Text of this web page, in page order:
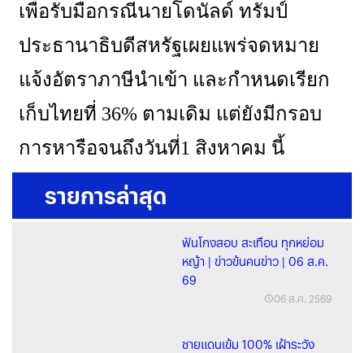
เพื่อรับมือกรณีนายโดนัลด์ ทรัมป์
ประธานาธิบดีสหรัฐเผยแพร่จดหมาย
แจ้งอัตราภาษีนำเข้า และกำหนดเรียก
เก็บไทยที่ 36% ตามเดิม แต่ยังมีกรอบ
การหารือจนถึงวันที่1 สิงหาคม นี้
รายการล่าสุด
ฟันโกงสอบ สะเทือน ทุกหย่อม
หญ้า | ข่าวข้นคนข่าว | 06 ส.ค.
69
06 ส.ค. 2569
ชายแดนเข้ม 100% เฝ้าระวัง